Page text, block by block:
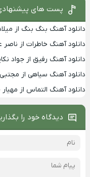
پست های
دانلود آهنگ بنگ بنگ از
دانلود آهنگ خاطرات از ناصر
دانلود آهنگ رفیق از جواد
دانلود آهنگ سیاهی از
دانلود آهنگ التماس از
دیدگاه خود را